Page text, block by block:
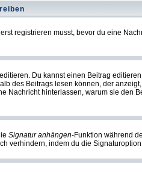
registrieren musst, bevor du eine
Du kannst einen Beitrag
des Beitrags lesen können, der
hinterlassen, warum sie den
Signatur anhängen-Funktion während
verhindern, indem du die